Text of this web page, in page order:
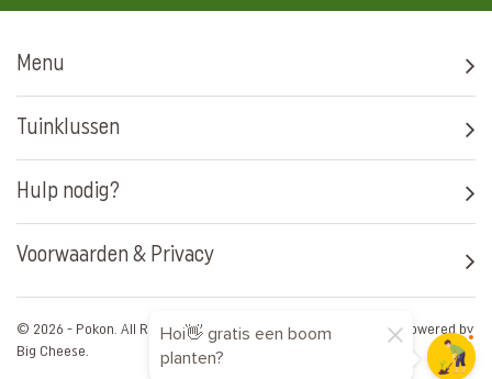
Menu
Tuinklussen
Hulp nodig?
Voorwaarden & Privacy
© 2026 - Pokon. All Rights Reserved. Artwork byMedia ArtistsPowered by
Big Cheese.
Hoi👋 gratis een boom
planten?